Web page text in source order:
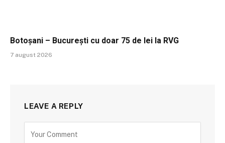
Botoșani – București cu doar 75 de lei la RVG
7 august 2026
LEAVE A REPLY